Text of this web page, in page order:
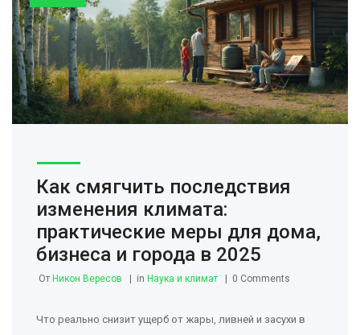
Как смягчить последствия
изменения климата:
практические меры для дома,
бизнеса и города в 2025
От Никон Вересов in Наука и климат 0 Comments
Что реально снизит ущерб от жары, ливней и засухи в